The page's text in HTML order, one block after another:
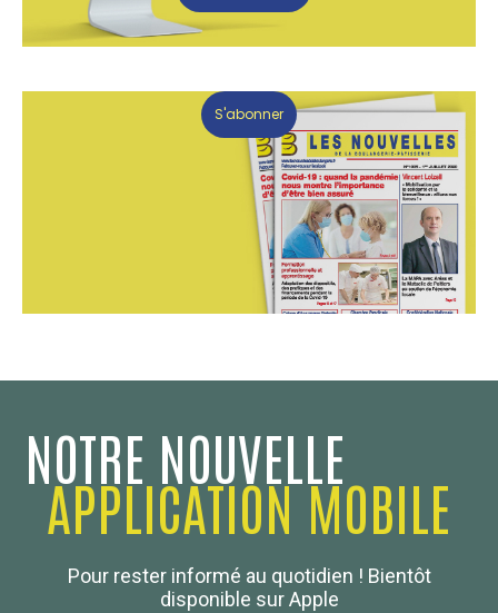
S'abonner
NOTRE NOUVELLE
APPLICATION MOBILE
Pour rester informé au quotidien ! Bientôt
disponible sur Apple
Boulanger de France